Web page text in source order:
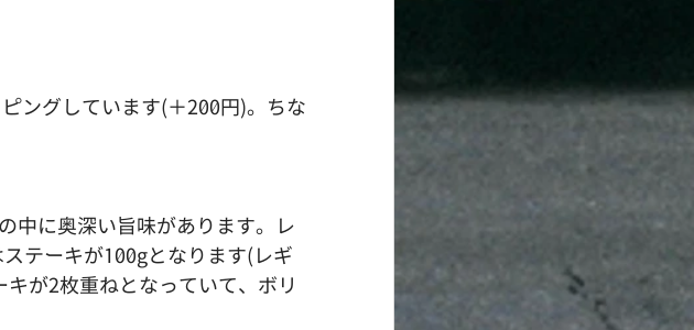
ングしています(＋200円)。ちな
中に奥深い旨味があります。レ
テーキが100gとなります(レギ
が2枚重ねとなっていて、ボリ